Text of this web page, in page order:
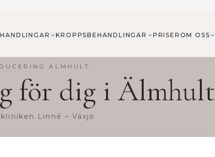
KROPPSBEHANDLINGAR PRISER OM OSS
ÄLMHULT
för dig i Älmhult
Linné – Växjö